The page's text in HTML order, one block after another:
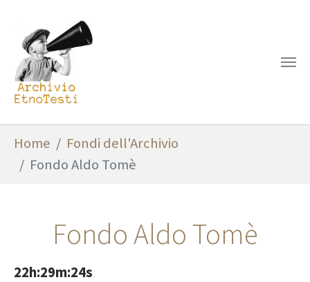
You are here:
Home
Fondi dell'Archivio
Fondo Aldo Tomè
Fondo Aldo Tomè
22h:29m:24s